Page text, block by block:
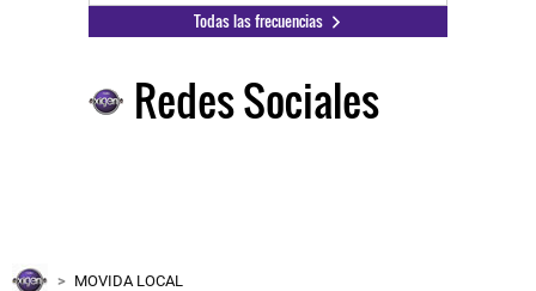
Todas las frecuencias
Redes Sociales
MOVIDA LOCAL